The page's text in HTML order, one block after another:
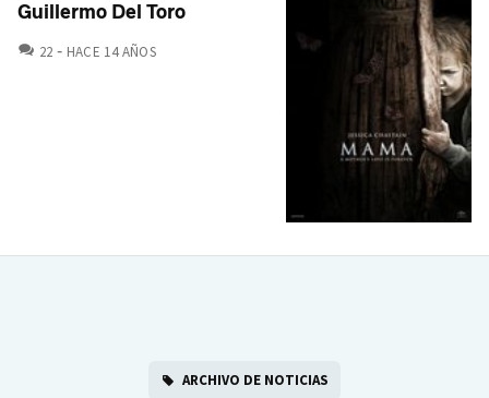
Guillermo Del Toro
22 COMENTARIOS
HACE 14 AÑOS
ARCHIVO DE NOTICIAS